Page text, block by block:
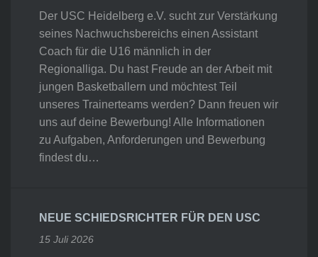
Der USC Heidelberg e.V. sucht zur Verstärkung
seines Nachwuchsbereichs einen Assistant
Coach für die U16 männlich in der
Regionalliga. Du hast Freude an der Arbeit mit
jungen Basketballern und möchtest Teil
unseres Trainerteams werden? Dann freuen wir
uns auf deine Bewerbung! Alle Informationen
zu Aufgaben, Anforderungen und Bewerbung
findest du…
NEUE SCHIEDSRICHTER FÜR DEN USC
15 Juli 2026